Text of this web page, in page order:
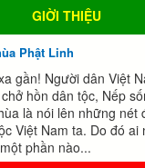
GIỜI THIỆU
Phật Linh
gần! Người dân Việt
hồn dân tộc, Nếp
là nói lên những nét
Việt Nam ta. Do đó ai
phần nào...